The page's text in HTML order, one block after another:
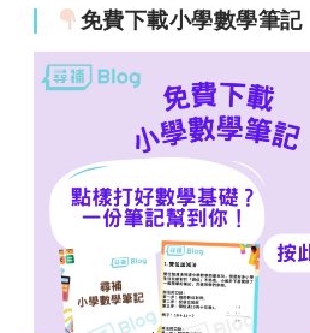
免費下載小學數學筆記